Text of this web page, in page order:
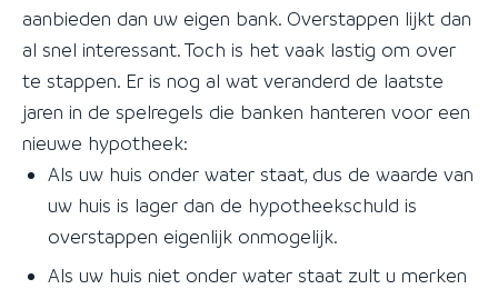
aanbieden dan uw eigen bank. Overstappen lijkt dan
al snel interessant. Toch is het vaak lastig om over
te stappen. Er is nog al wat veranderd de laatste
jaren in de spelregels die banken hanteren voor een
nieuwe hypotheek:
Als uw huis onder water staat, dus de waarde van
uw huis is lager dan de hypotheekschuld is
overstappen eigenlijk onmogelijk.
Als uw huis niet onder water staat zult u merken